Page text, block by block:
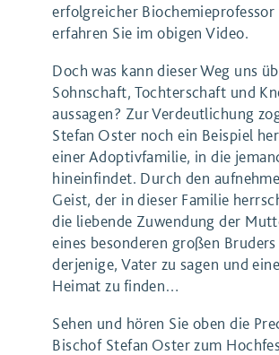
erfolgreicher Biochemieprofessor
erfahren Sie im obigen Video.
Doch was kann dieser Weg uns
Sohnschaft, Tochterschaft und
aussagen? Zur Verdeutlichung
Stefan Oster noch ein Beispiel
einer Adoptivfamilie, in die
hineinfindet. Durch den
Geist, der in dieser Familie
die liebende Zuwendung der
eines besonderen großen
derjenige, Vater zu sagen und
Heimat zu finden…
Sehen und hören Sie oben die
Bischof Stefan Oster zum